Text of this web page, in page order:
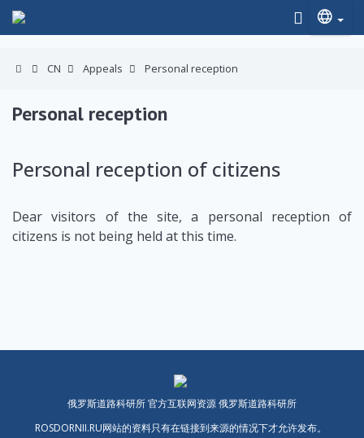
CN Appeals Personal reception
Personal reception
Personal reception of citizens
Dear visitors of the site, a personal reception of
citizens is not being held at this time.
俄罗斯道路科研所 官方互联网资源 俄罗斯道路科研所
ROSDORNII.RU网站的资料只有在链接到来源的情况下才允许发布。